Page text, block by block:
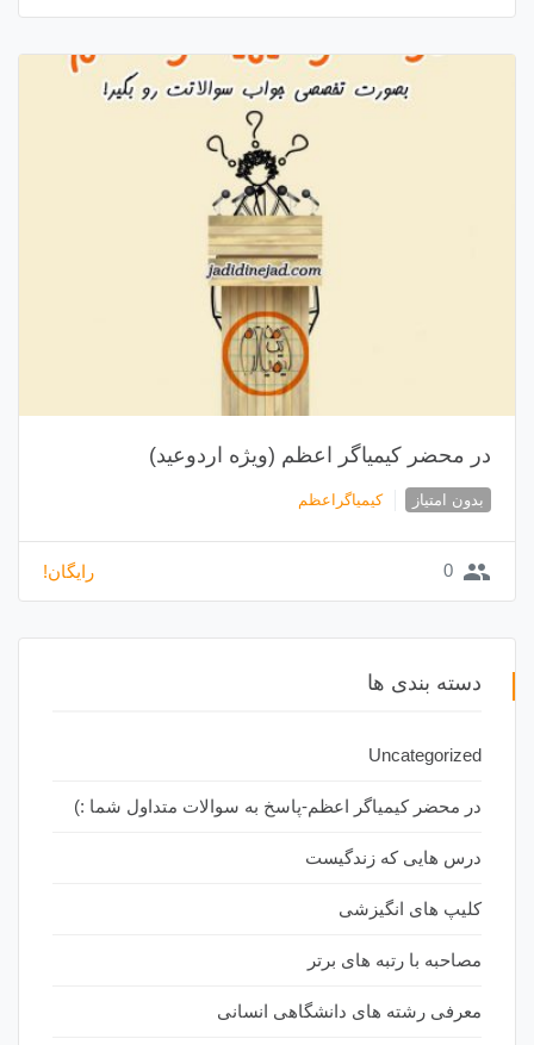
در محضر کیمیاگر اعظم (ویژه اردوعید)
بدون امتیاز کیمیاگراعظم
group
0 رایگان!
دسته بندی ها
Uncategorized
در محضر کیمیاگر اعظم-پاسخ به سوالات متداول شما :)
درس هایی که زندگیست
کلیپ های انگیزشی
مصاحبه با رتبه های برتر
معرفی رشته های دانشگاهی انسانی